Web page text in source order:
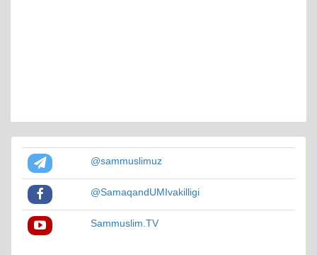
@sammuslimuz
@SamaqandUMIvakilligi
Sammuslim.TV